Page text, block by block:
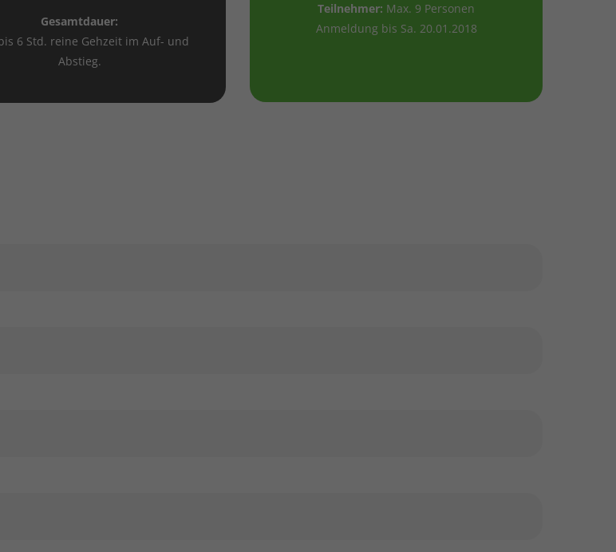
Gesamtdauer:
6 Std. reine Gehzeit im Auf- und
Abstieg.
Teilnehmer: Max. 9 Personen
Anmeldung bis Sa. 20.01.2018